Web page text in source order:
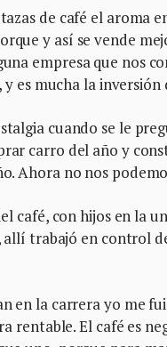
de café el aroma
y así se vende
empresa que nos
es mucha la
cuando se le
carro del año y
Ahora no nos
café, con hijos en la
allí trabajó en control
en la carrera yo me
rentable. El café es